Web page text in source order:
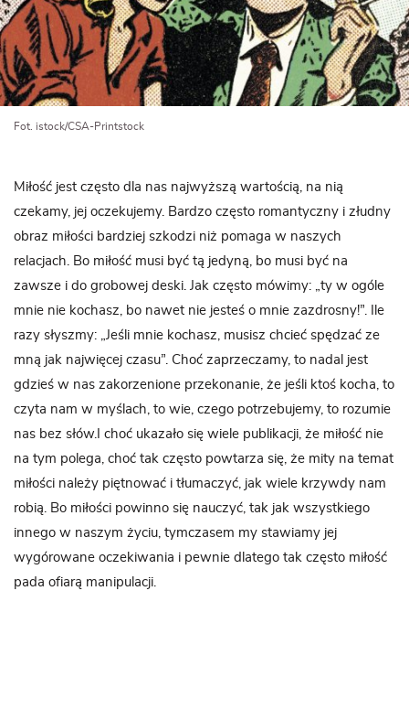
Fot. istock/CSA-Printstock
Miłość jest często dla nas najwyższą wartością, na nią
czekamy, jej oczekujemy. Bardzo często romantyczny i złudny
obraz miłości bardziej szkodzi niż pomaga w naszych
relacjach. Bo miłość musi być tą jedyną, bo musi być na
zawsze i do grobowej deski. Jak często mówimy: „ty w ogóle
mnie nie kochasz, bo nawet nie jesteś o mnie zazdrosny!”. Ile
razy słyszmy: „Jeśli mnie kochasz, musisz chcieć spędzać ze
mną jak najwięcej czasu”. Choć zaprzeczamy, to nadal jest
gdzieś w nas zakorzenione przekonanie, że jeśli ktoś kocha, to
czyta nam w myślach, to wie, czego potrzebujemy, to rozumie
nas bez słów.I choć ukazało się wiele publikacji, że miłość nie
na tym polega, choć tak często powtarza się, że mity na temat
miłości należy piętnować i tłumaczyć, jak wiele krzywdy nam
robią. Bo miłości powinno się nauczyć, tak jak wszystkiego
innego w naszym życiu, tymczasem my stawiamy jej
wygórowane oczekiwania i pewnie dlatego tak często miłość
pada ofiarą manipulacji.